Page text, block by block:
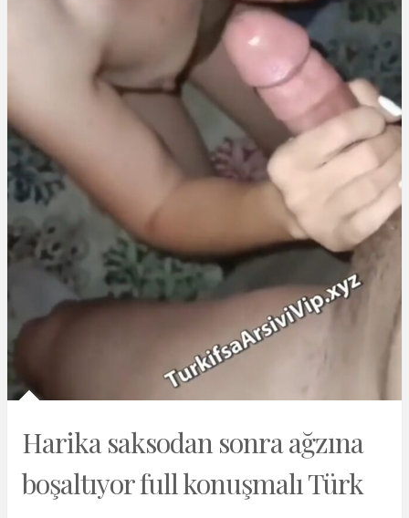
Harika saksodan sonra ağzına
boşaltıyor full konuşmalı Türk